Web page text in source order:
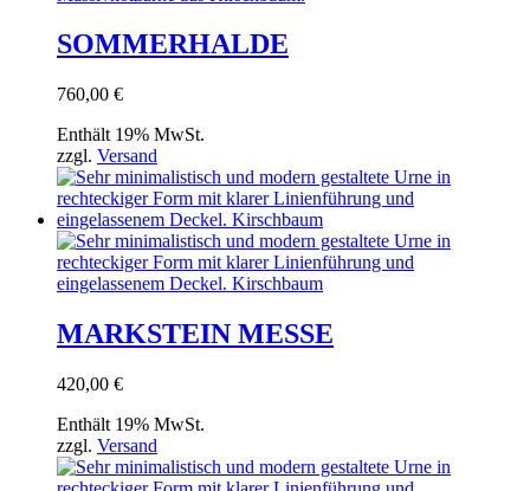
SOMMERHALDE
760,00 €
Enthält 19% MwSt.
zzgl. Versand
MARKSTEIN MESSE
420,00 €
Enthält 19% MwSt.
zzgl. Versand